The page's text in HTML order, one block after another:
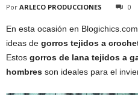
Por ARLECO PRODUCCIONES 0
En esta ocasión en
ideas de gorros tejidos a
Estos gorros de lana tejidos a
hombres son ideales para el